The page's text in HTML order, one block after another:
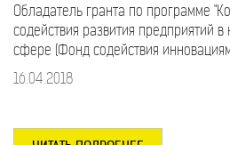
Обладатель гранта по программе
содействия развития предприятий
сфере (Фонд содействия
16.04.2018